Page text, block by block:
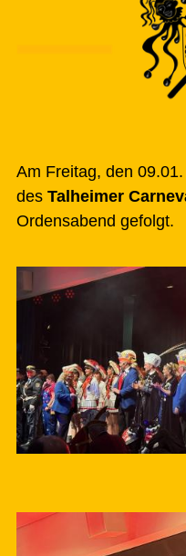
Am Freitag, den
des Talheimer
Ordensabend gefolgt.